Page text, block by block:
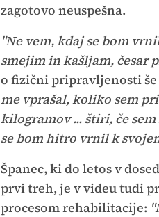
zagotovo neuspešna.
"Ne vem, kdaj se bom
smejim in kašljam, česar
o fizični pripravljenosti še
me vprašal, koliko sem
kilogramov ... štiri, če
se bom hitro vrnil k
Španec, ki do letos v
prvi treh, je v videu tudi
procesom rehabilitacije: